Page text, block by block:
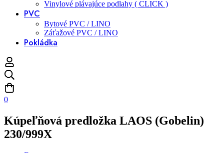
Vinylové plávajúce podlahy ( CLICK )
PVC
Bytové PVC / LINO
Záťažové PVC / LINO
Pokládka
0
Kúpeľňová predložka LAOS (Gobelin)
230/999X